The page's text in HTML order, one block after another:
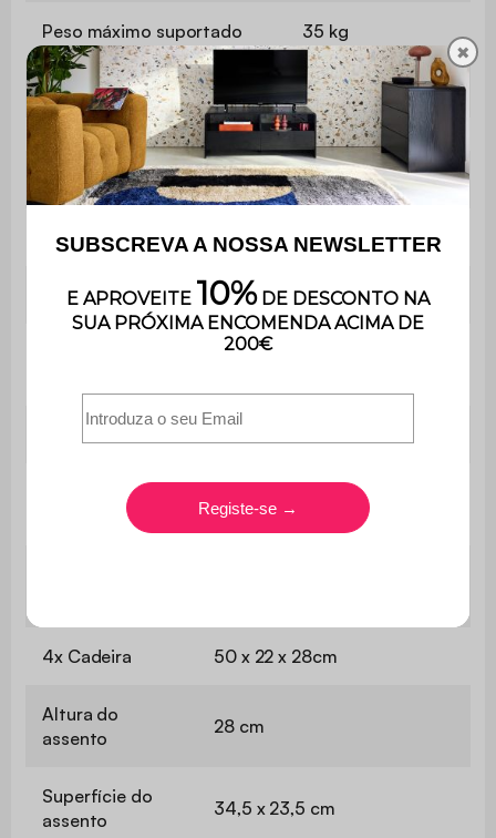
Peso máximo suportado 35 kg
Contém madeira Sim
Utilização Interior
Uso Apenas para uso doméstico
Garantia 3 anos
É muito fácil de montar e
Peso líquido da
6,6 kg
4x Cadeira 50 x 22 x 28cm
Altura do
assento
28 cm
Superfície do
assento
34,5 x 23,5 cm
✖